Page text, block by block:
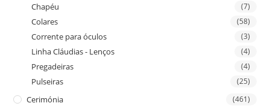
Chapéu (7)
Colares (58)
Corrente para óculos (3)
Linha Cláudias - Lenços (4)
Pregadeiras (4)
Pulseiras (25)
Cerimónia (461)